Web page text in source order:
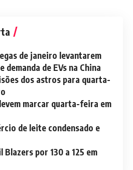
de janeiro levantarem
demanda de EVs na China
dos astros para quarta-
marcar quarta-feira em
de leite condensado e
Blazers por 130 a 125 em